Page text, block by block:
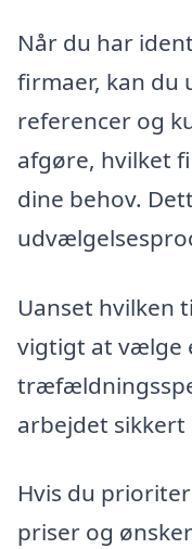
Når du har
firmaer, kan du
referencer og
afgøre, hvilket
dine behov.
Uanset hvilken
vigtigt at vælge
arbejdet
Hvis du
priser og